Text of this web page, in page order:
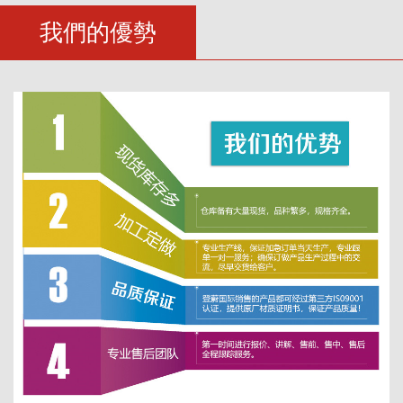
我們的優勢